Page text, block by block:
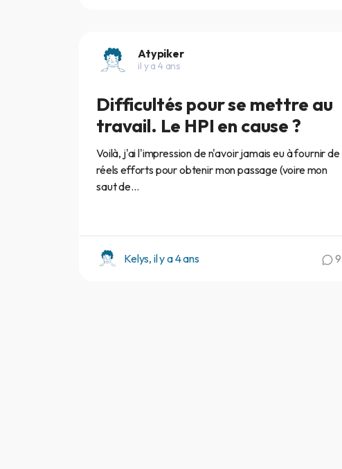
Atypiker
il y a 4 ans
Difficultés pour se mettre au
travail. Le HPI en cause ?
Voilà, j'ai l'impression de n'avoir jamais eu à fournir de
réels efforts pour obtenir mon passage (voire mon
saut de...
Kelys, il y a 4 ans 9